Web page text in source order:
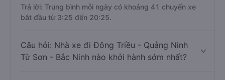
Trả lời: Trung bình mỗi ngày có khoảng 41 chuyến xe
bắt đầu từ 3:25 đến 20:25.
Câu hỏi: Nhà xe đi Đông Triều - Quảng Ninh
Từ Sơn - Bắc Ninh nào khởi hành sớm nhất?